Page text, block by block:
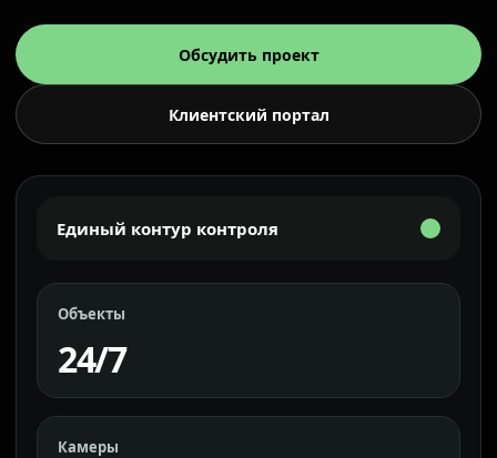
Обсудить проект
Клиентский портал
Единый контур контроля
Объекты
24/7
Камеры